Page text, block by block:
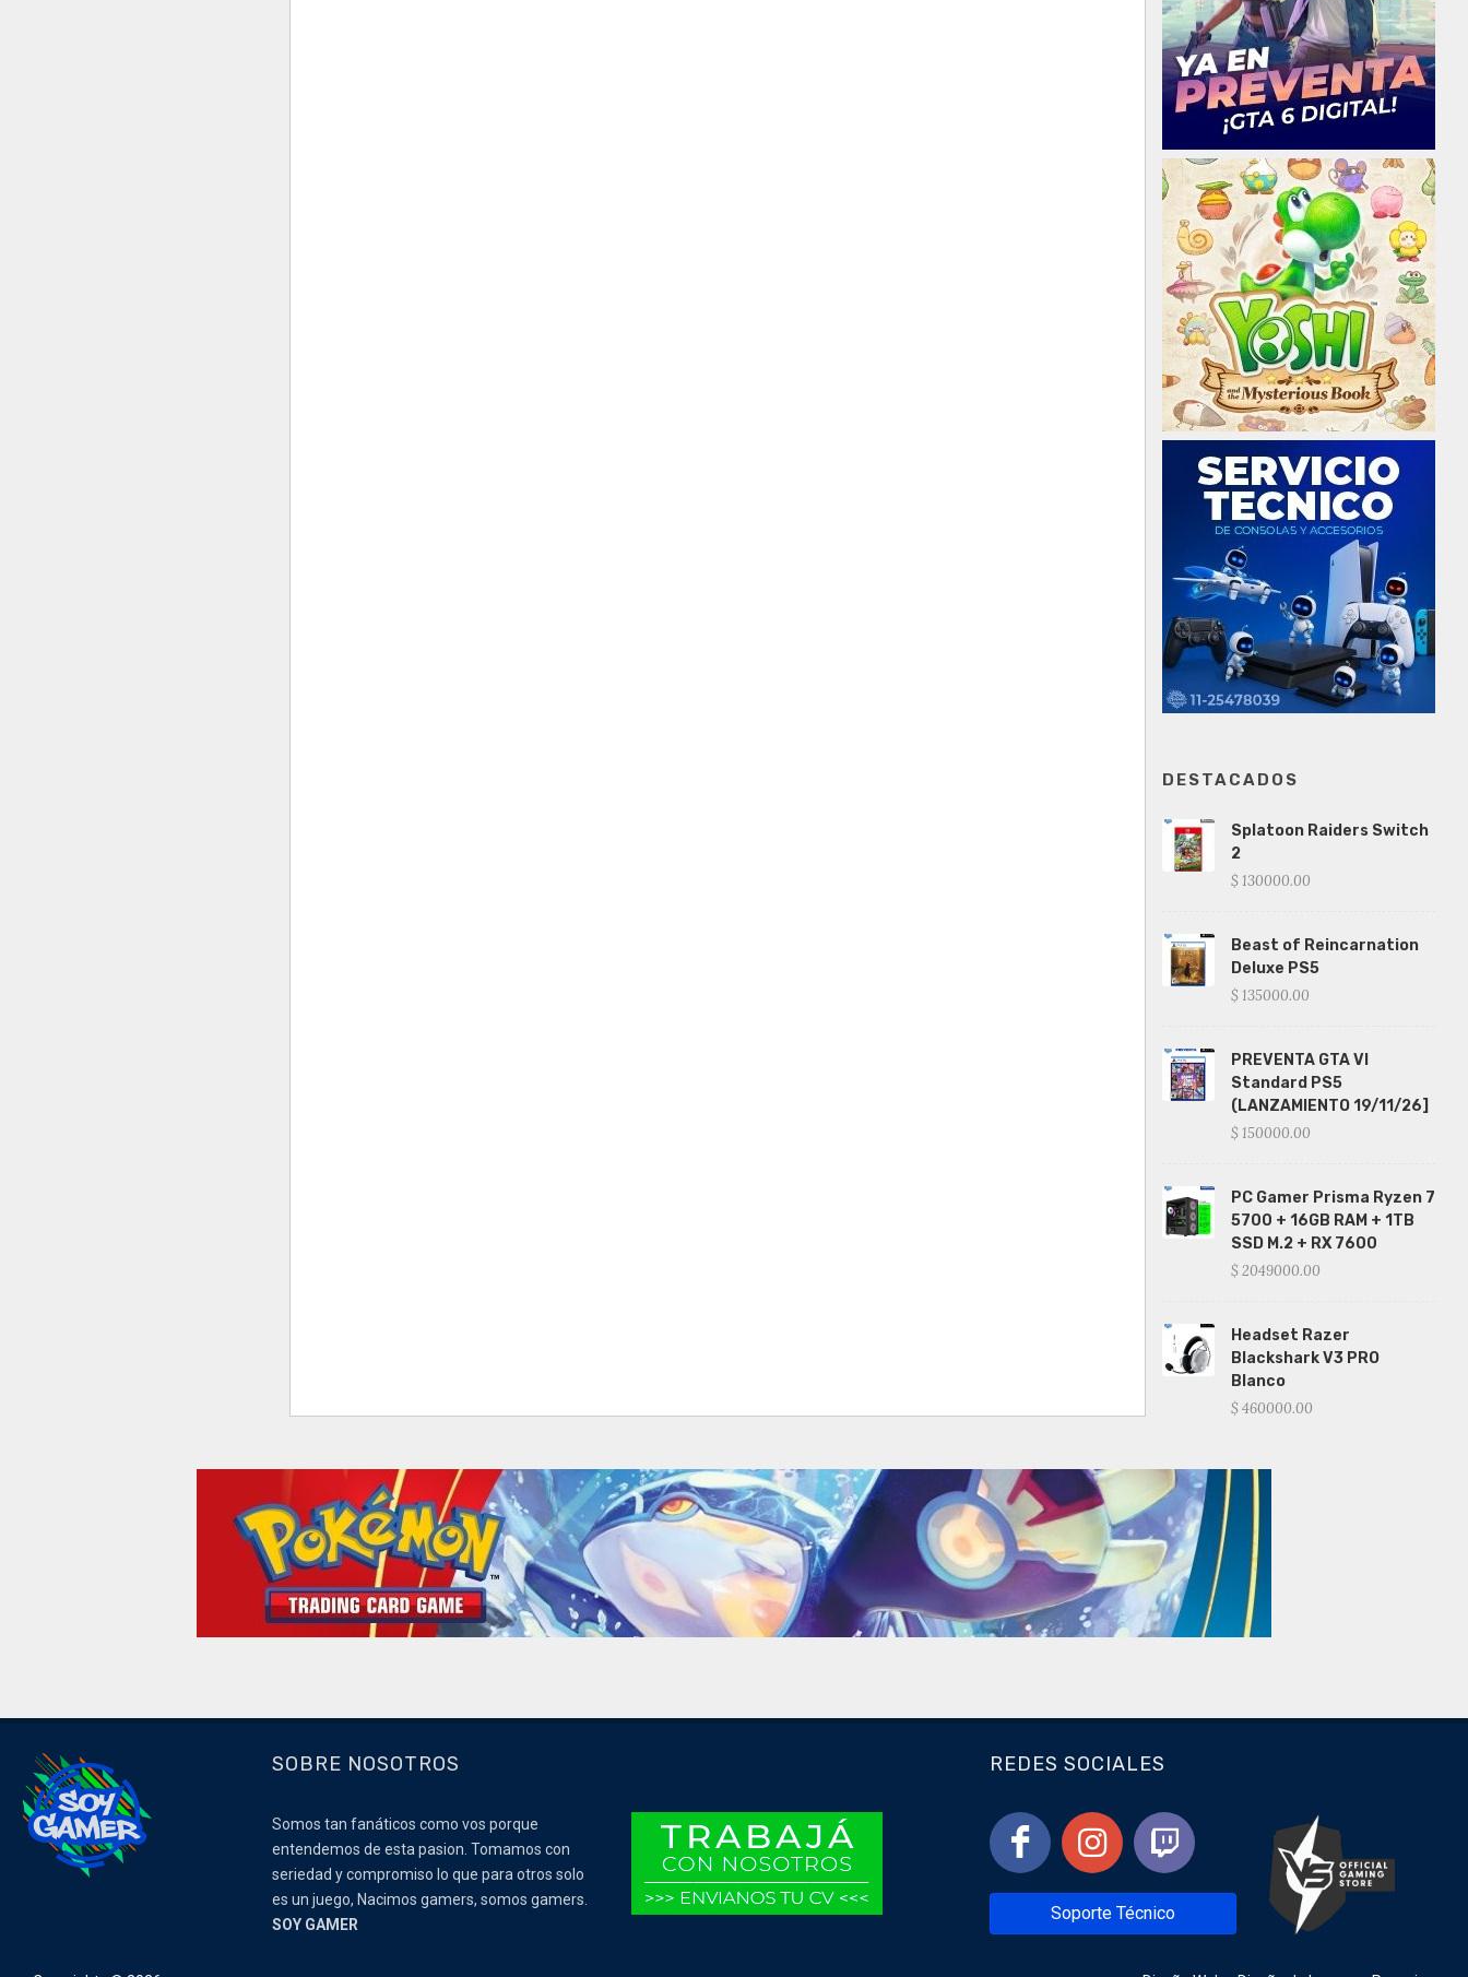
DESTACADOS
Splatoon Raiders Switch
2
$ 130000.00
Beast of Reincarnation
Deluxe PS5
$ 135000.00
PREVENTA GTA VI
Standard PS5
(LANZAMIENTO 19/11/26]
$ 150000.00
PC Gamer Prisma Ryzen 7
5700 + 16GB RAM + 1TB
SSD M.2 + RX 7600
$ 2049000.00
Headset Razer
Blackshark V3 PRO
Blanco
$ 460000.00
SOBRE NOSOTROS
Somos tan fanáticos como vos porque
entendemos de esta pasion. Tomamos con
seriedad y compromiso lo que para otros solo
es un juego, Nacimos gamers, somos gamers.
SOY GAMER
REDES SOCIALES
Soporte Técnico